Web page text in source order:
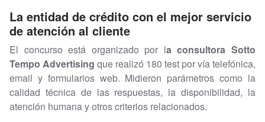
La entidad de crédito con el mejor servicio
de atención al cliente
El concurso está organizado por la consultora Sotto
Tempo Advertising que realizó 180 test por vía telefónica,
email y formularios web. Midieron parámetros como la
calidad técnica de las respuestas, la disponibilidad, la
atención humana y otros criterios relacionados.